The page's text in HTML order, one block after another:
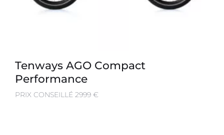
Tenways AGO Compact
Performance
PRIX CONSEILLÉ 2999 €